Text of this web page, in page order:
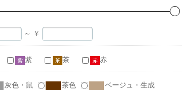
～ ￥
紫 茶 赤
灰色・鼠 茶色
ベージュ・生成